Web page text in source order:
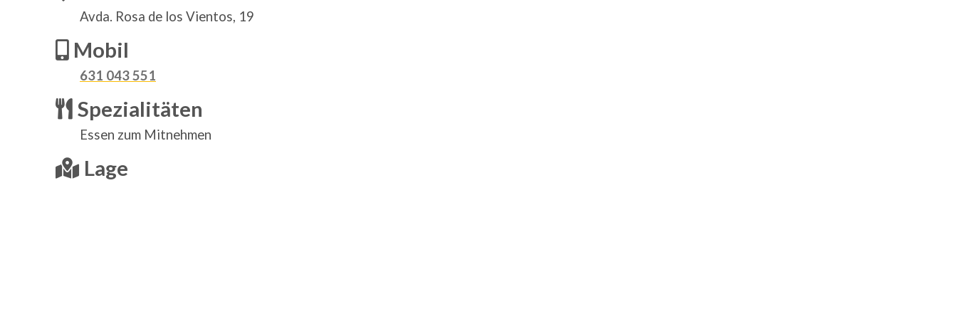
Avda. Rosa de los Vientos, 19
Mobil
631 043 551
Spezialitäten
Essen zum Mitnehmen
Lage